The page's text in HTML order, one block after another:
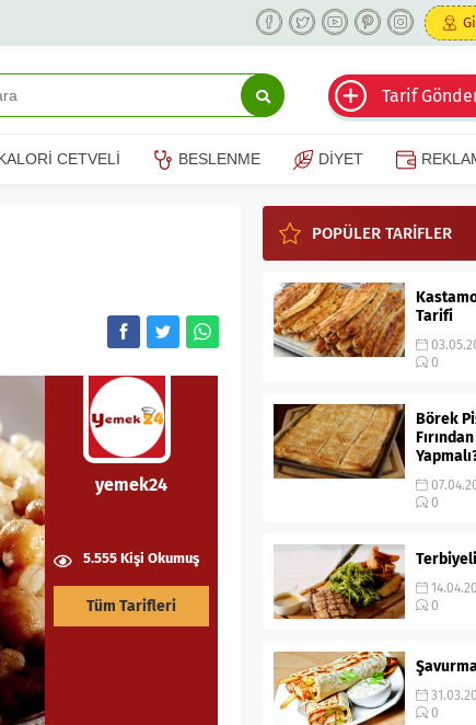
Tarif
CETVELİ BESLENME DİYET
yemek24
5.555 Kişi Okumuş
Tüm Tarifleri
POPÜLER TARİFLER
Tarifi
0
Börek
0
0
0